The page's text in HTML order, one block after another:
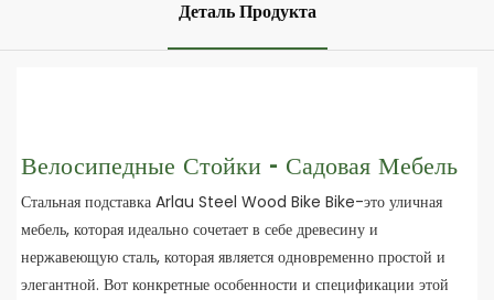
Деталь Продукта
Велосипедные Стойки - Садовая Мебель
Стальная подставка Arlau Steel Wood Bike Bike-это уличная
мебель, которая идеально сочетает в себе древесину и
нержавеющую сталь, которая является одновременно простой и
элегантной. Вот конкретные особенности и спецификации этой